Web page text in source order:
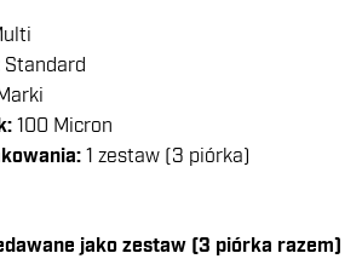
Standard
100 Micron
1 zestaw (3 piórka)
jako zestaw (3 piórka razem)